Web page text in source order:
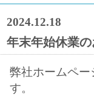
2024.12.18
年末年始休業
弊社ホームペ
す。